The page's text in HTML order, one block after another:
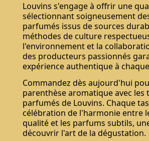
Louvins s'engage à offrir une
sélectionnant soigneusement
parfumés issus de sources
méthodes de culture
l'environnement et la
des producteurs passionnés
expérience authentique à
Commandez dès aujourd'hui
parenthèse aromatique avec les
parfumés de Louvins. Chaque
célébration de l'harmonie entre
qualité et les parfums subtils,
découvrir l'art de la dégustation.